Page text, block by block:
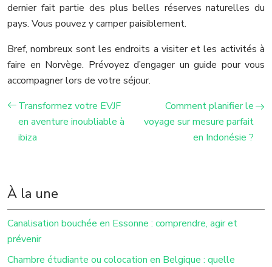
dernier fait partie des plus belles réserves naturelles du
pays. Vous pouvez y camper paisiblement.
Bref, nombreux sont les endroits a visiter et les activités à
faire en Norvège. Prévoyez d’engager un guide pour vous
accompagner lors de votre séjour.
Transformez votre EVJF
en aventure inoubliable à
ibiza
Comment planifier le
voyage sur mesure parfait
en Indonésie ?
À la une
Canalisation bouchée en Essonne : comprendre, agir et
prévenir
Chambre étudiante ou colocation en Belgique : quelle